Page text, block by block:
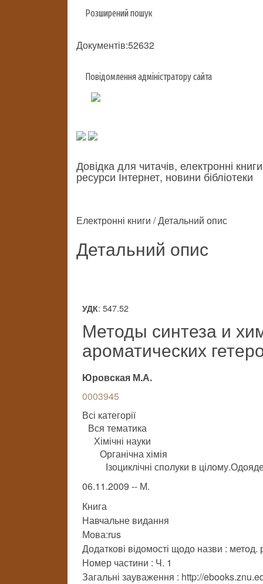
Розширений пошук
Документів:52632
Повідомлення адміністратору сайта
Довідка для читачів, електронні
ресурси Інтернет, новини бібліотеки
Електронні книги / Детальний опис
Детальний опис
УДК: 547.52
Методы синтеза и
ароматических
Юровская М.А.
0003945
Всі категорії
Вся тематика
Хімічні науки
Органічна хімія
Ізоциклічні сполуки в
06.11.2009 -- М.
Книга
Навчальне видання
Мова:rus
Додаткові відомості щодо назви :
Номер частини : Ч. 1
Загальні зауваження : http://